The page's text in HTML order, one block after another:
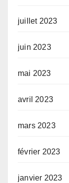
juillet 2023
juin 2023
mai 2023
avril 2023
mars 2023
février 2023
janvier 2023